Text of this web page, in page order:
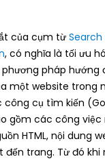
của cụm từ Search
, có nghĩa là tối ưu
pháp hướng
một website trong
công cụ tìm kiến
gồm các công việc
HTML, nội dung
đến trang. Từ đó